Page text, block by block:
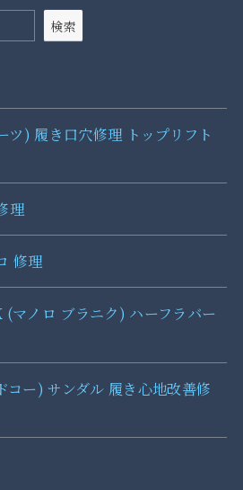
検索
) 履き口穴修理 トップリフト
理
修理
ノロ ブラニク) ハーフラバー
コー) サンダル 履き心地改善修